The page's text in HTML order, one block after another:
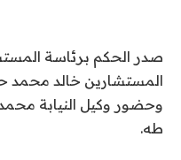
صدر الحكم برئاسة
المستشارين خالد محمد
وحضور وكيل النيابة
طه.